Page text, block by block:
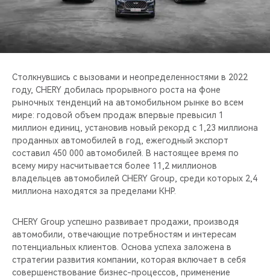
CHERY И СПОРТ
ВИДЕООБЗОРЫ
CHERY ДЛЯ ДЕТЕЙ
Столкнувшись с вызовами и неопределенностями в 2022
году, CHERY добилась прорывного роста на фоне
рыночных тенденций на автомобильном рынке во всем
мире: годовой объем продаж впервые превысил 1
миллион единиц, установив новый рекорд с 1,23 миллиона
проданных автомобилей в год, ежегодный экспорт
составил 450 000 автомобилей. В настоящее время по
всему миру насчитывается более 11,2 миллионов
владельцев автомобилей CHERY Group, среди которых 2,4
миллиона находятся за пределами КНР.
CHERY Group успешно развивает продажи, производя
автомобили, отвечающие потребностям и интересам
потенциальных клиентов. Основа успеха заложена в
стратегии развития компании, которая включает в себя
совершенствование бизнес-процессов, применение